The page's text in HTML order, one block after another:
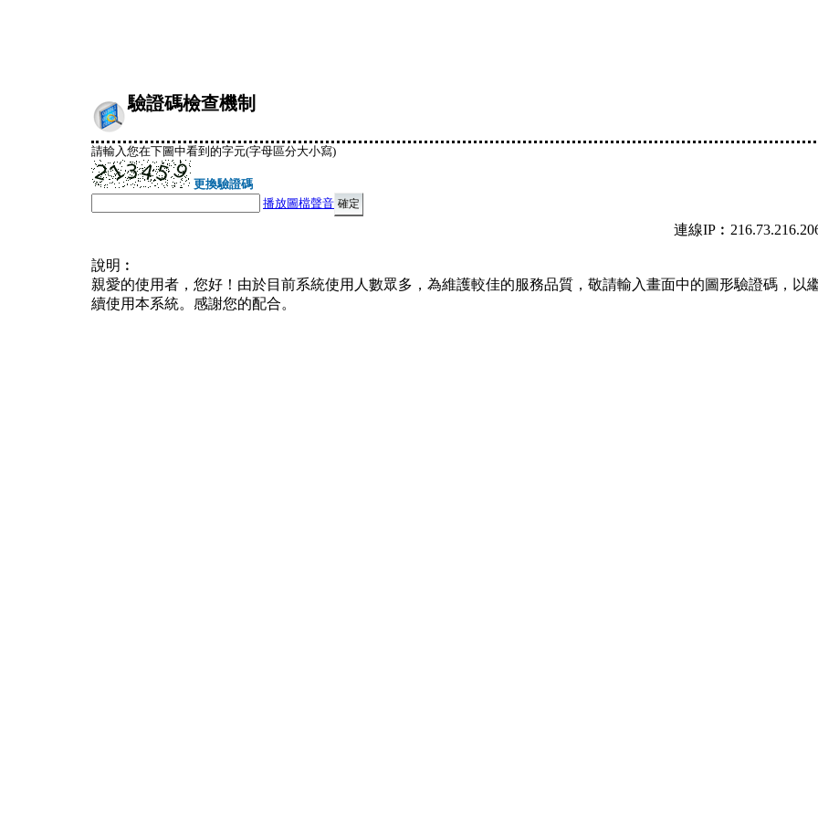
驗證碼檢查機制
請輸入您在下圖中看到的字元(字母區分大小寫)
更換驗證碼
播放圖檔聲音
連線
說明︰
親愛的使用者，您好！由於目前系統使用人數眾多，為維護較佳的服務品質，敬請輸入畫面中的圖形驗證碼，以
續使用本系統。感謝您的配合。